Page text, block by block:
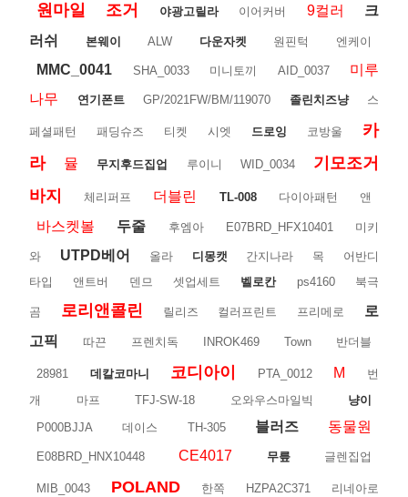
원마일 조거 야광고릴라 이어커버 9컬러
크
러쉬
본웨이 ALW 다운자켓 원핀턱 엔케이
MMC_0041 SHA_0033 미니토끼 AID_0037
미루
나무
연기폰트 GP/2021FW/BM/119070 졸린치즈냥 스
페셜패턴 패딩슈즈 티켓 시엣 드로잉 코방울
카
라
뮬 무지후드집업 루이니 WID_0034
기모조거
바지
체리퍼프 더블린 TL-008 다이아패턴 앤
바스켓볼 두줄 후엠아 E07BRD_HFX10401 미키
와 UTPD베어 올라 디몽캣 간지나라 목
어반디
타입
앤트버 덴므 셋업세트 벨로칸 ps4160 북극
곰 로리앤콜린 릴리즈 컬러프린트 프리메로
로
고픽
따끈 프렌치독 INROK469 Town 반더블
28981 데칼코마니 코디아이 PTA_0012 M
번
개
마프 TFJ-SW-18 오와우스마일빅
냥이
P000BJJA
데이스 TH-305 블러즈 동물원
E08BRD_HNX10448 CE4017 무릎 글렌집업
MIB_0043 POLAND 한쪽 HZPA2C371 리네아로